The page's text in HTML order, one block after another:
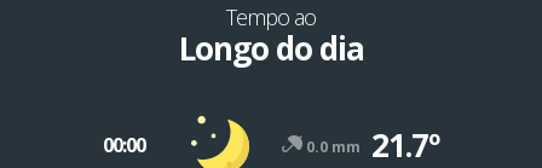
Tempo ao
Longo do dia
00:00 0.0 mm 21.7º